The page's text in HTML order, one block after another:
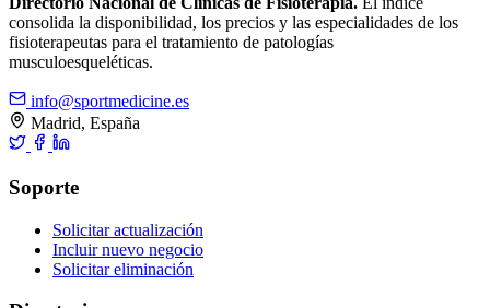
consolida la disponibilidad, los precios y las especialidades de los
fisioterapeutas para el tratamiento de patologías
musculoesqueléticas.
info@sportmedicine.es
Madrid, España
Soporte
Solicitar actualización
Incluir nuevo negocio
Solicitar eliminación